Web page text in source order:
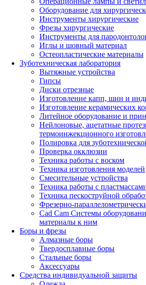
Оборудование для
Инструменты хирургические
Фрезы хирургические
Инструменты для
Иглы и шовный материал
Остеопластические материалы
Зуботехническая лаборатория
Вытяжные устройства
Гипсы
Диски отрезные
Изготовление капп, шин и
Изготовление керамических
Литейное оборудование и
Нейлоновые, ацетатные
термоинжекционного
Полировка для
Проверка окклюзии
Техника работы с воском
Техника изготовления моделей
Смесительные устройства
Техника работы с
Техника пескоструйной
Фрезерно-
Cad Cam Системы
материалы к ним
Боры и фрезы
Алмазные боры
Твердосплавные боры
Стальные боры
Аксессуары
Средства индивидуальной защиты